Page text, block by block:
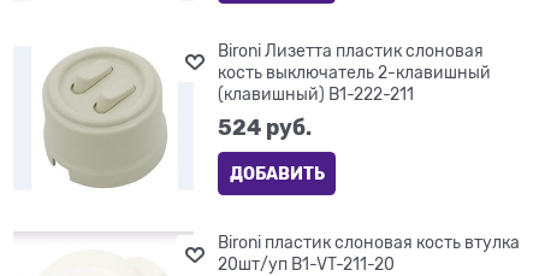
Bironi Лизетта пластик слоновая
кость выключатель 2-клавишный
(клавишный) B1-222-211
524 руб.
ДОБАВИТЬ
Bironi пластик слоновая кость втулка
20шт/уп B1-VT-211-20